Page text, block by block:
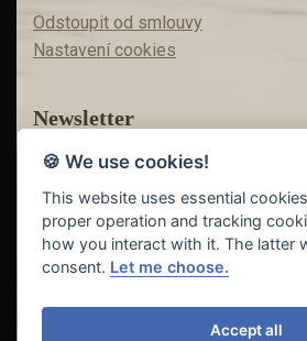
Odstoupit od smlouvy
Nastavení cookies
Newsletter
Máte zájem o akční nabídky?
Teď už vám nic neunikne!
🍪 We use cookies!
This website uses essential
proper operation and tracking
how you interact with it. The latter
consent. Let me choose.
Accept all